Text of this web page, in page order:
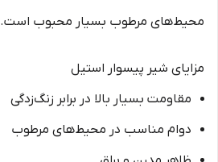
محیط‌های مرطوب بسیار محبوب است.
مزایای شیر پیسوار استیل
مقاومت بسیار بالا در برابر زنگ‌زدگی
دوام مناسب در محیط‌های مرطوب